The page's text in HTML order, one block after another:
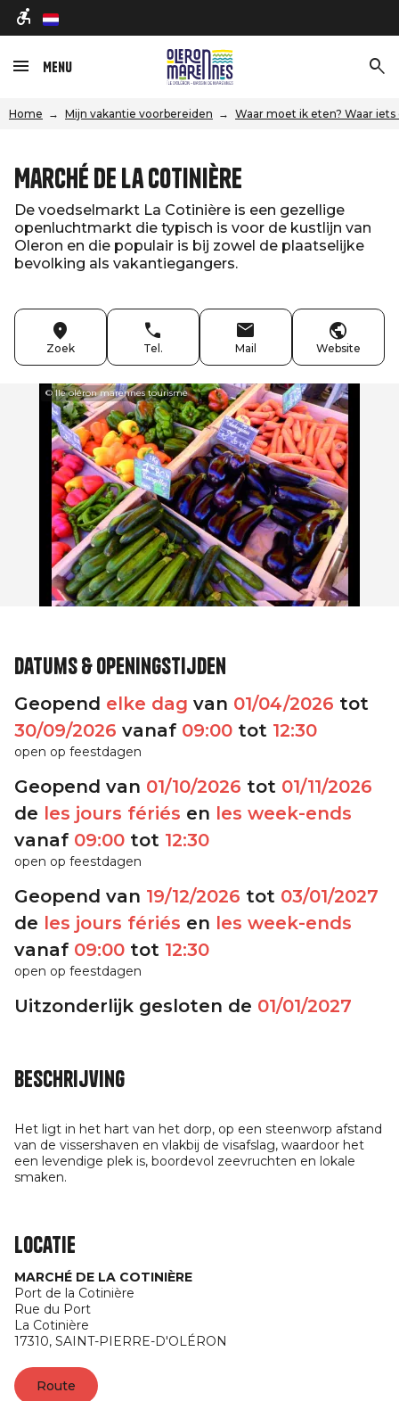
nl
Menu
Home Mijn vakantie voorbereiden Waar moet ik eten? Waar iets
Marché de La Cotinière
De voedselmarkt La Cotinière is een gezellige
openluchtmarkt die typisch is voor de kustlijn van
Oleron en die populair is bij zowel de plaatselijke
bevolking als vakantiegangers.
Zoek Tel. Mail Website
© Ile oléron marennes tourisme
Datums & openingstijden
Geopend elke dag van 01/04/2026 tot
30/09/2026 vanaf 09:00 tot 12:30
open op feestdagen
Geopend van 01/10/2026 tot 01/11/2026
de les jours fériés en les week-ends
vanaf 09:00 tot 12:30
open op feestdagen
Geopend van 19/12/2026 tot 03/01/2027
de les jours fériés en les week-ends
vanaf 09:00 tot 12:30
open op feestdagen
Uitzonderlijk gesloten de 01/01/2027
Beschrijving
Het ligt in het hart van het dorp, op een steenworp afstand
van de vissershaven en vlakbij de visafslag, waardoor het
een levendige plek is, boordevol zeevruchten en lokale
smaken.
Locatie
MARCHÉ DE LA COTINIÈRE
Port de la Cotinière
Rue du Port
La Cotinière
17310, SAINT-PIERRE-D'OLÉRON
Route